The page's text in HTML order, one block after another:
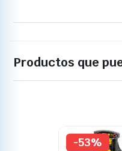
Productos que
-53%